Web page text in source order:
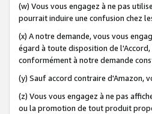
(w) Vous vous engagez à ne pas
pourrait induire une confusion chez
(x) A notre demande, vous vous
égard à toute disposition de
conformément à notre demande
(y) Sauf accord contraire d'Amazon,
(z) Vous vous engagez à ne pas
ou la promotion de tout produit